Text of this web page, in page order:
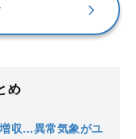
め
収…異常気象がユ